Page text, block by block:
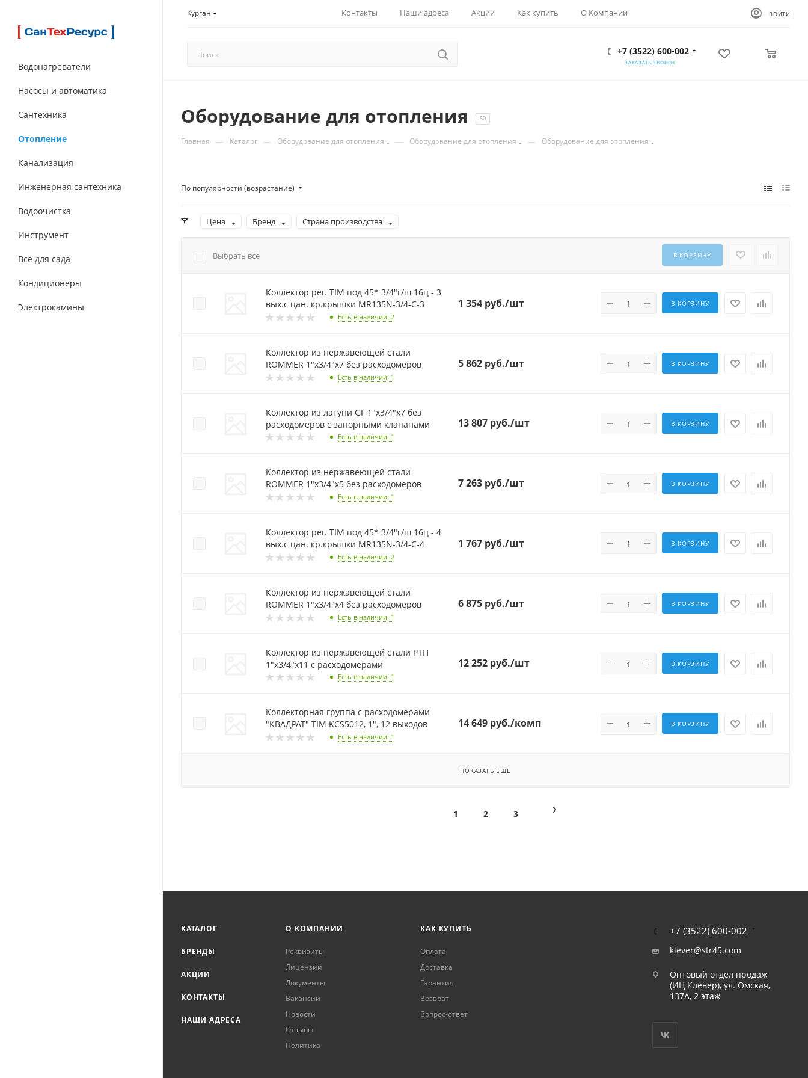
Курган Контакты Наши адреса Акции Как купить О Компании ВОЙТИ
+7 (3522) 600-002
ЗАКАЗАТЬ ЗВОНОК
Водонагреватели
Насосы и автоматика
Сантехника
Отопление
Канализация
Инженерная сантехника
Водоочистка
Инструмент
Все для сада
Кондиционеры
Электрокамины
Оборудование для отопления 50
Главная — Каталог — Оборудование для отопления — Оборудование для отопления — Оборудование для отопления
По популярности (возрастание)
Цена Бренд Страна производства
Выбрать все В КОРЗИНУ
Коллектор рег. TIM под 45* 3/4"г/ш 16ц - 3
вых.с цан. кр.крышки MR135N-3/4-C-3
Есть в наличии: 2
1 354 руб./шт В КОРЗИНУ
Коллектор из нержавеющей стали
ROMMER 1"х3/4"х7 без расходомеров
Есть в наличии: 1
5 862 руб./шт В КОРЗИНУ
Коллектор из латуни GF 1"х3/4"х7 без
расходомеров c запорными клапанами
Есть в наличии: 1
13 807 руб./шт В КОРЗИНУ
Коллектор из нержавеющей стали
ROMMER 1"х3/4"х5 без расходомеров
Есть в наличии: 1
7 263 руб./шт В КОРЗИНУ
Коллектор рег. TIM под 45* 3/4"г/ш 16ц - 4
вых.с цан. кр.крышки MR135N-3/4-C-4
Есть в наличии: 2
1 767 руб./шт В КОРЗИНУ
Коллектор из нержавеющей стали
ROMMER 1"х3/4"х4 без расходомеров
Есть в наличии: 1
6 875 руб./шт В КОРЗИНУ
Коллектор из нержавеющей стали РТП
1"х3/4"х11 с расходомерами
Есть в наличии: 1
12 252 руб./шт В КОРЗИНУ
Коллекторная группа с расходомерами
"КВАДРАТ" TIM KCS5012, 1", 12 выходов
Есть в наличии: 1
14 649 руб./комп В КОРЗИНУ
ПОКАЗАТЬ ЕЩЕ
1 2 3
КАТАЛОГ
БРЕНДЫ
АКЦИИ
КОНТАКТЫ
НАШИ АДРЕСА
О КОМПАНИИ
Реквизиты
Лицензии
Документы
Вакансии
Новости
Отзывы
Политика
КАК КУПИТЬ
Оплата
Доставка
Гарантия
Возврат
Вопрос-ответ
+7 (3522) 600-002
klever@str45.com
Оптовый отдел продаж
(ИЦ Клевер), ул. Омская,
137А, 2 этаж